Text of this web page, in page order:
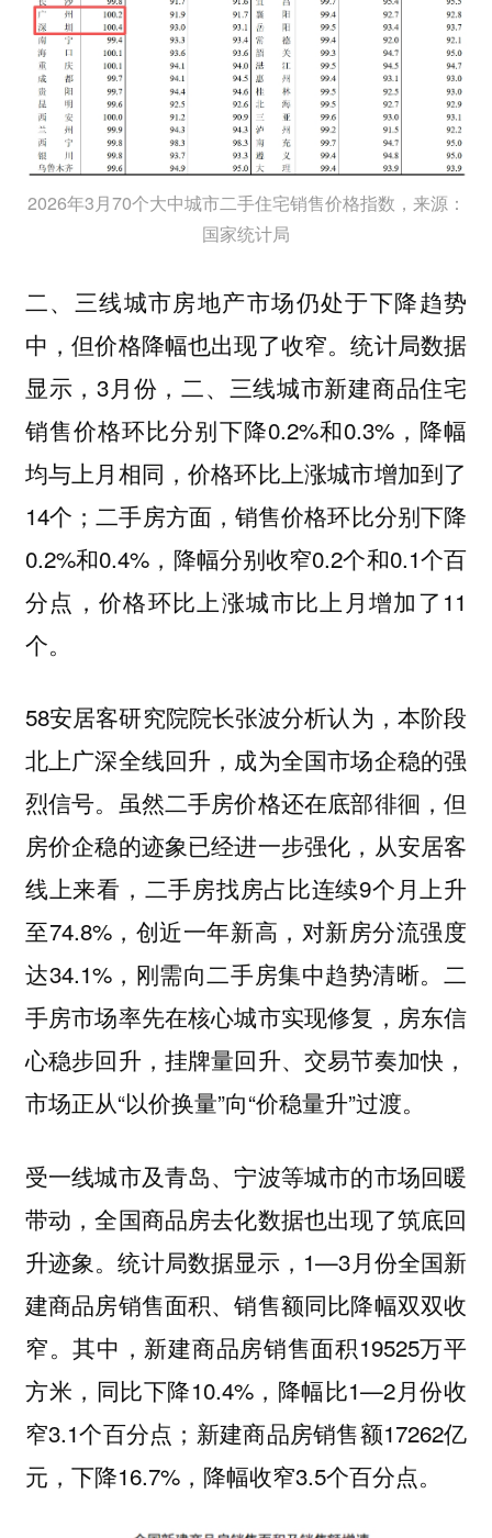
2026年3月70个大中城市二手住宅销售价格指数，来源：
国家统计局
二、三线城市房地产市场仍处于下降趋势
中，但价格降幅也出现了收窄。统计局数据
显示，3月份，二、三线城市新建商品住宅
销售价格环比分别下降0.2%和0.3%，降幅
均与上月相同，价格环比上涨城市增加到了
14个；二手房方面，销售价格环比分别下降
0.2%和0.4%，降幅分别收窄0.2个和0.1个百
分点，价格环比上涨城市比上月增加了11
个。
58安居客研究院院长张波分析认为，本阶段
北上广深全线回升，成为全国市场企稳的强
烈信号。虽然二手房价格还在底部徘徊，但
房价企稳的迹象已经进一步强化，从安居客
线上来看，二手房找房占比连续9个月上升
至74.8%，创近一年新高，对新房分流强度
达34.1%，刚需向二手房集中趋势清晰。二
手房市场率先在核心城市实现修复，房东信
心稳步回升，挂牌量回升、交易节奏加快，
市场正从“以价换量”向“价稳量升”过渡。
受一线城市及青岛、宁波等城市的市场回暖
带动，全国商品房去化数据也出现了筑底回
升迹象。统计局数据显示，1—3月份全国新
建商品房销售面积、销售额同比降幅双双收
窄。其中，新建商品房销售面积19525万平
方米，同比下降10.4%，降幅比1—2月份收
窄3.1个百分点；新建商品房销售额17262亿
元，下降16.7%，降幅收窄3.5个百分点。